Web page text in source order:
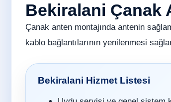
Bekiralani Çanak
Çanak anten montajında antenin
kablo bağlantılarının yenilenmesi
Bekiralani Hizmet Listesi